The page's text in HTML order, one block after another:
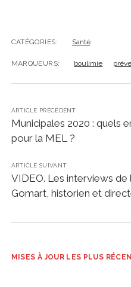
CATÉGORIES: Santé
MARQUEURS: boulimie
ARTICLE PRÉCÉDENT
Municipales 2020 : quels
pour la MEL ?
ARTICLE SUIVANT
VIDEO. Les interviews de
Gomart, historien et
MISES À JOUR LES PLUS